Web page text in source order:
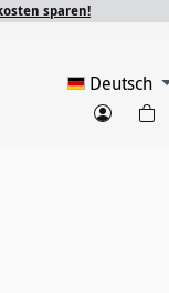
sparen!
Deutsch